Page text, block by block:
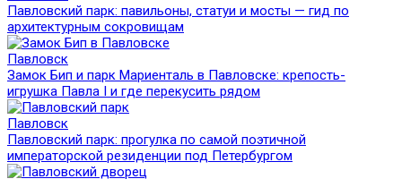
Павловский парк: павильоны, статуи и мосты — гид по
архитектурным сокровищам
Павловск
Замок Бип и парк Мариенталь в Павловске: крепость-
игрушка Павла I и где перекусить рядом
Павловск
Павловский парк: прогулка по самой поэтичной
императорской резиденции под Петербургом